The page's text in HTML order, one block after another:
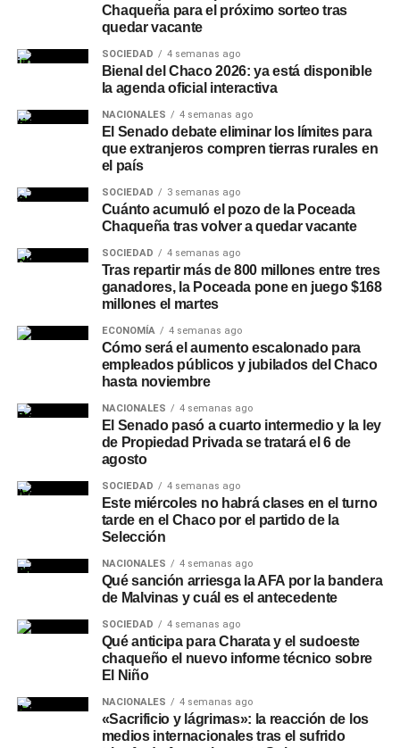
Chaqueña para el próximo sorteo tras
quedar vacante
SOCIEDAD 4 semanas ago
Bienal del Chaco 2026: ya está disponible
la agenda oficial interactiva
NACIONALES 4 semanas ago
El Senado debate eliminar los límites para
que extranjeros compren tierras rurales en
el país
SOCIEDAD 3 semanas ago
Cuánto acumuló el pozo de la Poceada
Chaqueña tras volver a quedar vacante
SOCIEDAD 4 semanas ago
Tras repartir más de 800 millones entre tres
ganadores, la Poceada pone en juego $168
millones el martes
ECONOMÍA 4 semanas ago
Cómo será el aumento escalonado para
empleados públicos y jubilados del Chaco
hasta noviembre
NACIONALES 4 semanas ago
El Senado pasó a cuarto intermedio y la ley
de Propiedad Privada se tratará el 6 de
agosto
SOCIEDAD 4 semanas ago
Este miércoles no habrá clases en el turno
tarde en el Chaco por el partido de la
Selección
NACIONALES 4 semanas ago
Qué sanción arriesga la AFA por la bandera
de Malvinas y cuál es el antecedente
SOCIEDAD 4 semanas ago
Qué anticipa para Charata y el sudoeste
chaqueño el nuevo informe técnico sobre
El Niño
NACIONALES 4 semanas ago
«Sacrificio y lágrimas»: la reacción de los
medios internacionales tras el sufrido